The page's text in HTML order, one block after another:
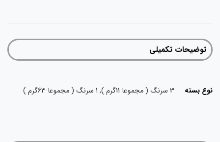
توضیحات تکمیلی
نوع بسته 3 سرنگ ( مجموعا 11گرم ), 1 سرنگ ( مجموعا 63گرم )